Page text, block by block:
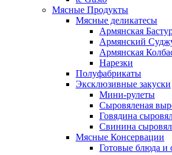
Мясные Продукты
Мясные деликатесы
Армянская
Армянский
Армянская
Нарезки
Полуфабрикаты
Эксклюзивные закуски
Мини-рулеты
Сыровяленая
Говядина
Свинина
Мясные Консервации
Готовые блюда и